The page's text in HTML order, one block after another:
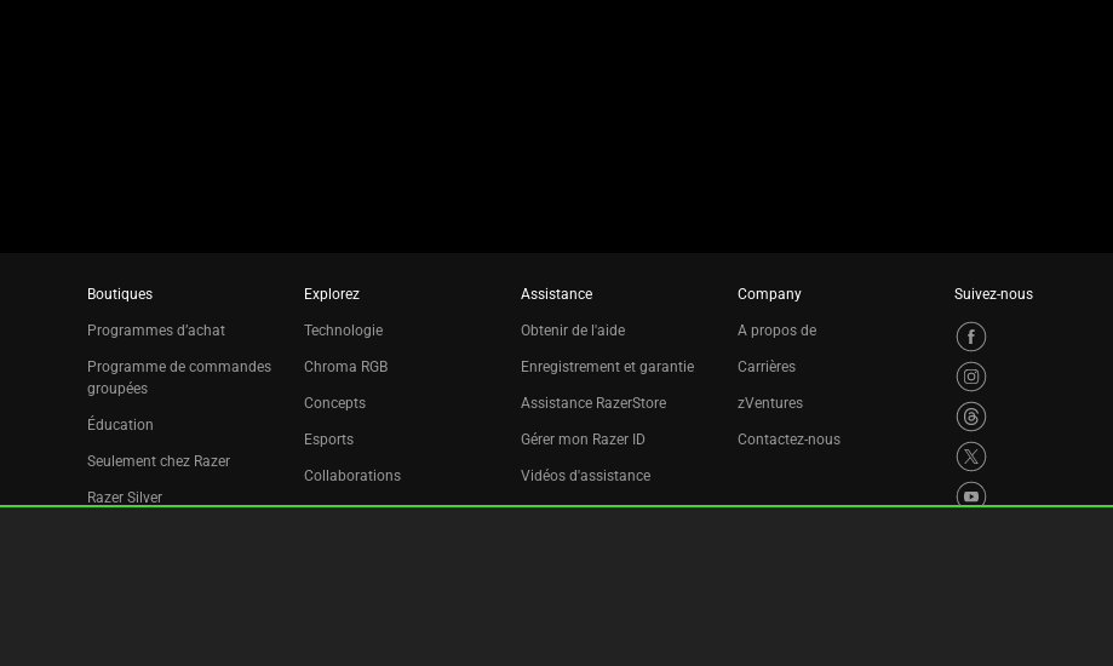
Boutiques
Programmes d’achat
Programme de commandes
groupées
Éducation
Seulement chez Razer
Razer Silver
Explorez
Technologie
Chroma RGB
Concepts
Esports
Collaborations
Assistance
Obtenir de l'aide
Enregistrement et garantie
Assistance RazerStore
Gérer mon Razer ID
Vidéos d'assistance
Programme de recyclage
Company
A propos de
Carrières
zVentures
Contactez-nous
Suivez-nous